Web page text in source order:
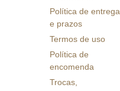
Política de entrega
e prazos
Termos de uso
Política de
encomenda
Trocas,